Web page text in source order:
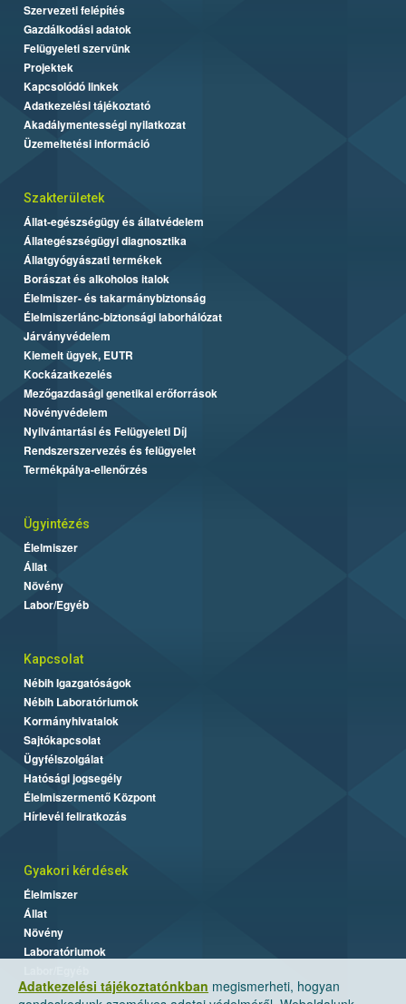
Adatkezelési tájékoztatónkban megismerheti, hogyan
Szervezeti felépítés
Gazdálkodási adatok
Felügyeleti szervünk
Projektek
Kapcsolódó linkek
Adatkezelési tájékoztató
Akadálymentességi nyilatkozat
Üzemeltetési információ
Szakterületek
Állat-egészségügy és állatvédelem
Állategészségügyi diagnosztika
Állatgyógyászati termékek
Borászat és alkoholos italok
Élelmiszer- és takarmánybiztonság
Élelmiszerlánc-biztonsági laborhálózat
Járványvédelem
Kiemelt ügyek, EUTR
Kockázatkezelés
Mezőgazdasági genetikai erőforrások
Növényvédelem
Nyilvántartási és Felügyeleti Díj
Rendszerszervezés és felügyelet
Termékpálya-ellenőrzés
Ügyintézés
Élelmiszer
Állat
Növény
Labor/Egyéb
Kapcsolat
Nébih Igazgatóságok
Nébih Laboratóriumok
Kormányhivatalok
Sajtókapcsolat
Ügyfélszolgálat
Hatósági jogsegély
Élelmiszermentő Központ
Hírlevél feliratkozás
Gyakori kérdések
Élelmiszer
Állat
Növény
Laboratóriumok